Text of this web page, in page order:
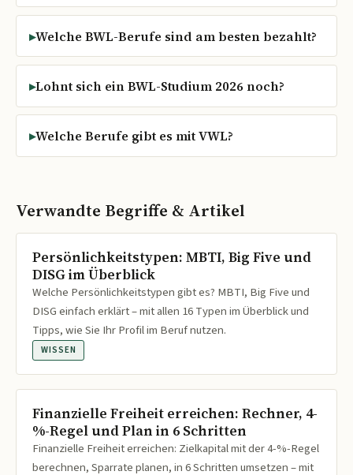
Welche BWL-Berufe sind am besten bezahlt?
Lohnt sich ein BWL-Studium 2026 noch?
Welche Berufe gibt es mit VWL?
Verwandte Begriffe & Artikel
Persönlichkeitstypen: MBTI, Big Five und
DISG im Überblick
Welche Persönlichkeitstypen gibt es? MBTI, Big Five und
DISG einfach erklärt – mit allen 16 Typen im Überblick und
Tipps, wie Sie Ihr Profil im Beruf nutzen.
WISSEN
Finanzielle Freiheit erreichen: Rechner, 4-
%-Regel und Plan in 6 Schritten
Finanzielle Freiheit erreichen: Zielkapital mit der 4-%-Regel
berechnen, Sparrate planen, in 6 Schritten umsetzen – mit